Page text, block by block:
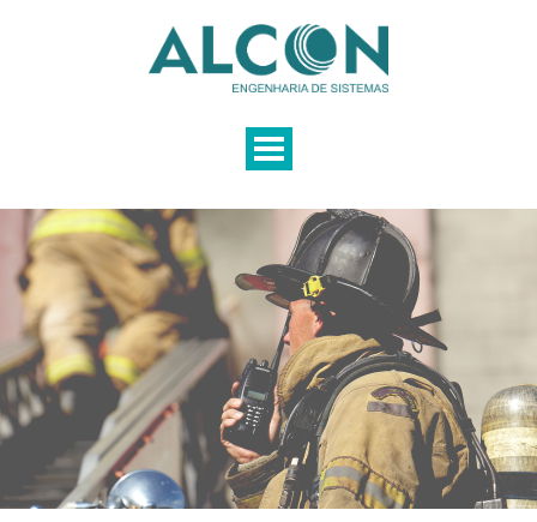
EMPRESA
SOLUÇÕES
LOCAÇÃO
SERVIÇOS
PRODUTOS